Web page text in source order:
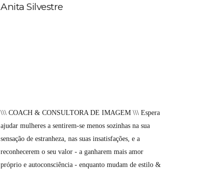
Anita Silvestre
\\\ COACH & CONSULTORA DE IMAGEM \\\ Espera
ajudar mulheres a sentirem-se menos sozinhas na sua
sensação de estranheza, nas suas insatisfações, e a
reconhecerem o seu valor - a ganharem mais amor
próprio e autoconsciência - enquanto mudam de estilo &